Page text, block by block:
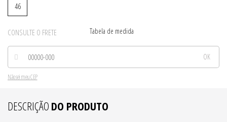
46
CONSULTE O FRETE Tabela de medida
Não sei meu CEP
DESCRIÇÃO DO PRODUTO